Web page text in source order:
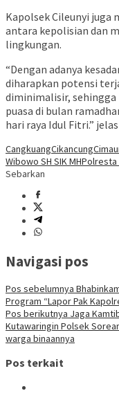
Kapolsek Cileunyi juga
antara kepolisian dan
lingkungan.
“Dengan adanya
diharapkan potensi
diminimalisir, sehingga
puasa di bulan
hari raya Idul Fitri.”
CangkuangCikancung
Wibowo SH SIK MHPolresta
Sebarkan
Navigasi pos
Pos sebelumnya
Program “Lapor Pak
Pos berikutnya Jaga
Kutawaringin Polsek
warga binaannya
Pos terkait